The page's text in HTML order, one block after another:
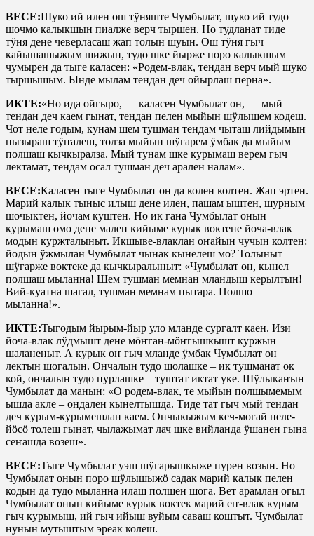
ВЕСЕ:Шуко ий илен ош тӱняште Чумбылат, шуко ий тудо
шочмо калыкшын пиалже верч тыршен. Но тудланат тиде
тӱня дене чеверласаш жап толын шуын. Ош тӱня гыч
кайышашыжым шижын, тудо шке йырже поро калыкшым
чумырен да тыге каласен: «Родем-влак, тендан верч мый шуко
тыршышым. Ынде мылам тендан деч ойырлаш перна».
ИКТЕ:«Но ида ойгыро, — каласен Чумбылат он, — мый
тендан деч каем гынат, тендан пелен мыйын шӱлышем кодеш.
Чот неле годым, кунам шем тушман тендам чыташ лийдымын
пызыраш тӱҥалеш, толза мыйын шӱгарем ӱмбак да мыйым
полшаш кычкыралза. Мый тунам шке курымаш верем гыч
лектамат, тендам осал тушман деч арален налам».
ВЕСЕ:Каласен тыге Чумбылат он да колен колтен. Жап эртен.
Марий калык тыныс илыш дене илен, пашам ыштен, шурным
шочыктен, йочам куштен. Но ик гана Чумбылат онын
курымаш омо дене мален кийыме курык воктене йоча-влак
модын куржталыныт. Икшыве-влаклан оҥайын чучын колтен:
йодын ӱжмылан Чумбылат чынак кынелеш мо? Толыныт
шӱгарже воктеке да кычкыралыныт: «Чумбылат он, кынел
полшаш мыланна! Шем тушман мемнан мландыш керылтын!
Вий-куатна шагал, тушман мемнам пытара. Полшо
мыланна!».
ИКТЕ:Тыгодым йырым-йыр уло мланде сургалт каен. Изи
йоча-влак лӱдмышт дене мӧҥган-мӧҥгышкышт куржын
шаланеныт. А курык оҥ гыч мланде ӱмбак Чумбылат он
лектын шогалын. Ончалын тудо шолашке – ик тушманат ок
кой, ончалын тудо пурлашке – туштат иктат уке. Шӱлыкаҥын
Чумбылат да манын: «О родем-влак, те мыйын полшымемым
ышда акле – ондален кынелтышда. Тиде тат гыч мый тендан
деч курым-курымешлан каем. Ончыкыжым кеч-могай неле-
йӧсӧ толеш гынат, чылажымат лач шке вийланда ӱшанен гына
сеҥашда возеш».
ВЕСЕ:Тыге Чумбылат уэш шӱгарышкыже пурен возын. Но
Чумбылат онын поро шӱлышыжӧ садак марий калык пелен
кодын да тудо мыланна илаш полшен шога. Вет арамлан огыл
Чумбылат онын кийыме курык воктек марий еҥ-влак курым
гыч курымыш, ий гыч ийыш вуйым саваш коштыт. Чумбылат
нунын мутыштым эреак колеш.